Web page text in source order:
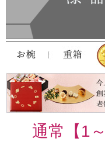
通常【1